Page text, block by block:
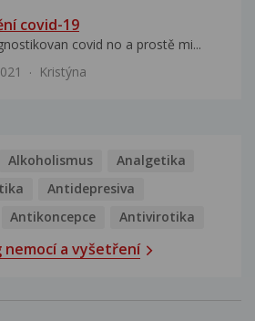
covid-19
covid no a prostě mi...
Kristýna
Alkoholismus
Analgetika
Antidepresiva
Antikoncepce Antivirotika
nemocí a vyšetření